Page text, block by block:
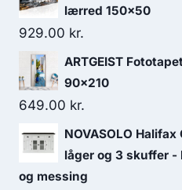
lærred 150x50
929.00 kr.
ARTGEIST
90x210
649.00 kr.
NOVASOLO
låger og 3 skuffer -
og messing